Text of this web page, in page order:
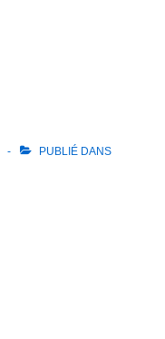
PUBLIÉ DANS